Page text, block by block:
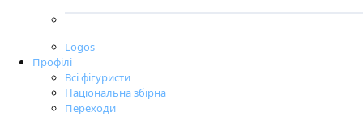
Logos
Профілі
Всі фігуристи
Національна збірна
Переходи